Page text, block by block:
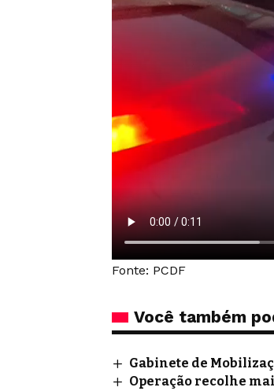
Fonte: PCDF
Você também
Gabinete de
Operação recolhe